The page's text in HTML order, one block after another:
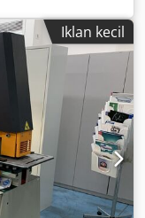
Iklan kecil